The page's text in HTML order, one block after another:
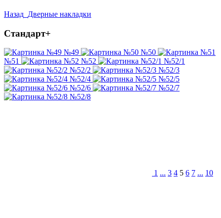
Назад Дверные накладки
Стандарт+
№49
№50
№51
№52
№52/1
№52/2
№52/3
№52/4
№52/5
№52/6
№52/7
№52/8
1 ... 3 4 5 6 7 ... 10